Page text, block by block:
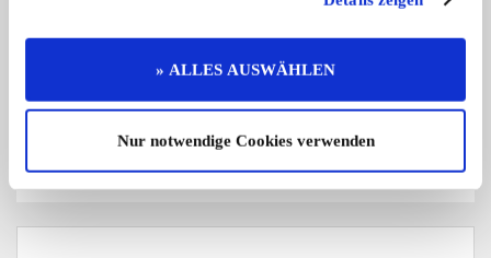
» ALLES AUSWÄHLEN
Nur notwendige Cookies verwenden
Routenvorschläge
Hotelkategorie:
Drei Sterne